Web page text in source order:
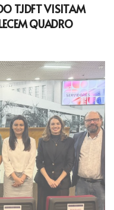
TJDFT VISITAM
QUADRO